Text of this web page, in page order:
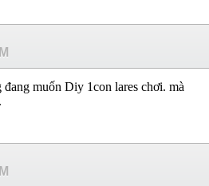
muốn Diy 1con lares chơi. mà